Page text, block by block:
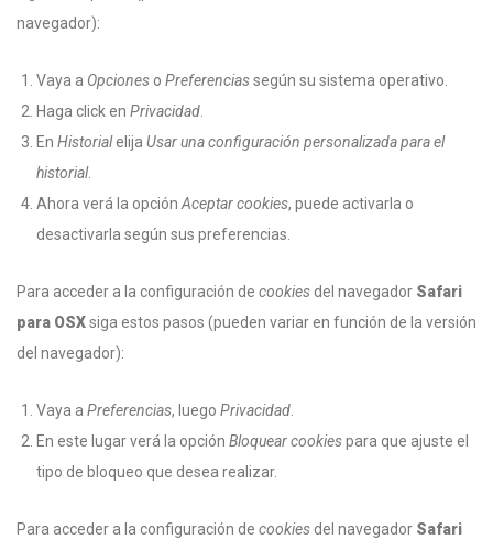
navegador):
Vaya a Opciones o Preferenciassegún su sistema operativo.
Haga click en Privacidad
En Historialelija Usar una configuración personalizada para el
historial.
Ahora verá la opción Aceptar cookies, puede activarla o
desactivarla según sus preferencias.
Para acceder a la configuración de cookies del navegador Safari
para OSXsiga estos pasos (pueden variar en función de la versión
del navegador):
Vaya a Preferencias, luego Privacidad
En este lugar verá la opción Bloquear cookiespara que ajuste el
tipo de bloqueo que desea realizar.
Para acceder a la configuración de cookies del navegador Safari